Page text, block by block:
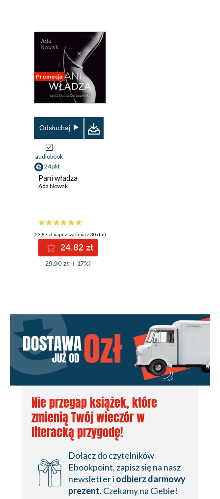
Promocja
Odsłuchaj
audiobook
24 pkt
Pani władza
Ada Nowak
(23,87 zł najniższa cena z 30 dni)
24.82 zł
29.90 zł (-17%)
Nie przegap książek, które
zmienią Twój wieczór w
literacką przygodę!
Dołącz do czytelników
Ebookpoint, zapisz się na nasz
newsletter i odbierz darmowy
prezent. Czekamy na Ciebie!